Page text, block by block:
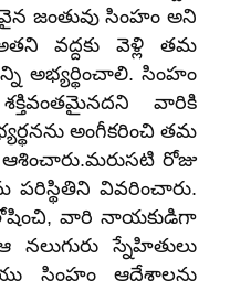
జంతువు సింహం అని
వద్దకు వెళ్లి తమ
అభ్యర్థించాలి. సింహం
వారికి
అంగీకరించి తమ
రోజు
పరిస్థితిని వివరించారు.
వారి నాయకుడిగా
స్నేహితులు
సింహం ఆదేశాలను